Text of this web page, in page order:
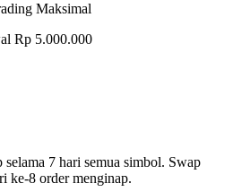
Maksimal
Rp 5.000.000
selama 7 hari semua simbol. Swap
ke-8 order menginap.